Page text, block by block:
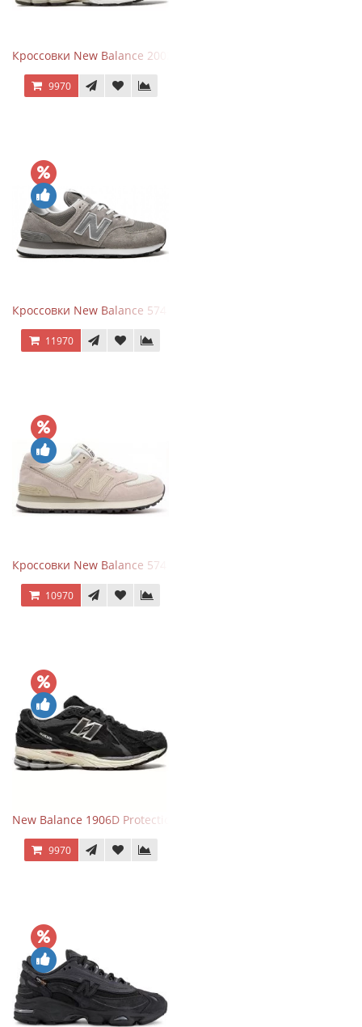
Кроссовки New Balance 2002R Protection Pack Black Grey
9970
Кроссовки New Balance 574 Grey White Silver
11970
Кроссовки New Balance 574 Light Grey Pink
10970
New Balance 1906D Protection Pack Black черные
9970